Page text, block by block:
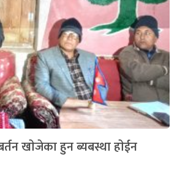
खाेजेका हुन ब्यबस्था हाेईन